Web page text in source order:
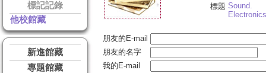
標記記錄
他校館藏
新進館藏
專題館藏
標題 Sound.
朋友的E-mail
朋友的名字
我的E-mail